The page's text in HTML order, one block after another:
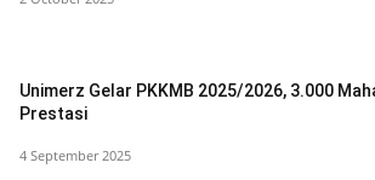
Unimerz Gelar PKKMB 2025/2026, 3.000
Prestasi
4 September 2025